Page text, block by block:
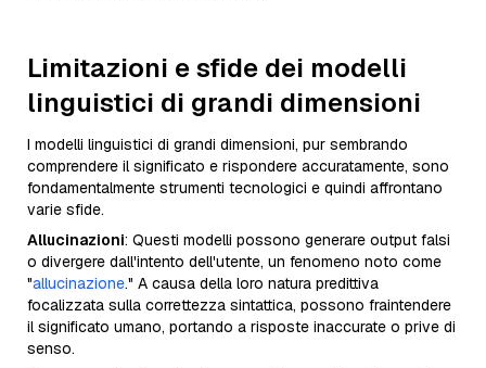
Limitazioni e sfide dei modelli
linguistici di grandi dimensioni
I modelli linguistici di grandi dimensioni, pur sembrando
comprendere il significato e rispondere accuratamente, sono
fondamentalmente strumenti tecnologici e quindi affrontano
varie sfide.
Allucinazioni: Questi modelli possono generare output falsi
o divergere dall'intento dell'utente, un fenomeno noto come
"allucinazione." A causa della loro natura predittiva
focalizzata sulla correttezza sintattica, possono fraintendere
il significato umano, portando a risposte inaccurate o prive di
senso.